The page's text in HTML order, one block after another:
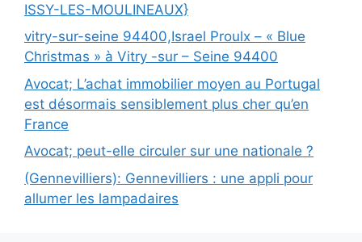
ISSY-LES-MOULINEAUX}
vitry-sur-seine 94400,Israel Proulx – « Blue
Christmas » à Vitry -sur – Seine 94400
Avocat; L’achat immobilier moyen au Portugal
est désormais sensiblement plus cher qu’en
France
Avocat; peut-elle circuler sur une nationale ?
(Gennevilliers): Gennevilliers : une appli pour
allumer les lampadaires